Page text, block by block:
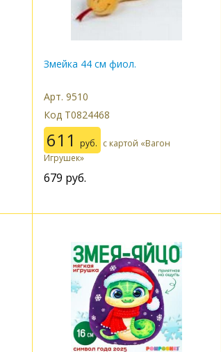
Змейка 44 см фиол.
Арт. 9510
Код Т0824468
611 руб. с картой «Вагон
Игрушек»
679 руб.